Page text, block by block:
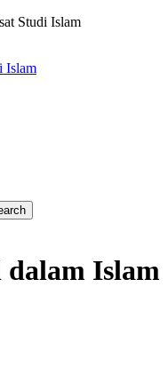
Studi Islam
Islam